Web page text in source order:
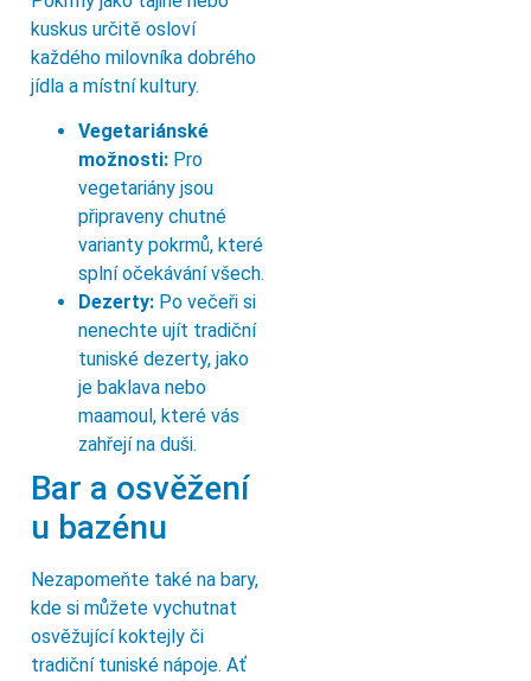
kuskus určitě osloví
každého milovníka dobrého
jídla a místní kultury.
Vegetariánské
možnosti: Pro
vegetariány jsou
připraveny chutné
varianty pokrmů, které
splní očekávání všech.
Dezerty: Po večeři si
nenechte ujít tradiční
tuniské dezerty, jako
je baklava nebo
maamoul, které vás
zahřejí na duši.
Bar a osvěžení
u bazénu
Nezapomeňte také na bary,
kde si můžete vychutnat
osvěžující koktejly či
tradiční tuniské nápoje. Ať